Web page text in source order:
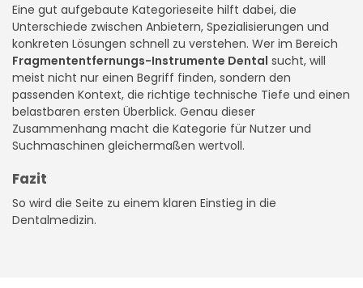
Eine gut aufgebaute Kategorieseite hilft dabei, die
Unterschiede zwischen Anbietern, Spezialisierungen und
konkreten Lösungen schnell zu verstehen. Wer im Bereich
Fragmententfernungs-Instrumente Dental sucht, will
meist nicht nur einen Begriff finden, sondern den
passenden Kontext, die richtige technische Tiefe und einen
belastbaren ersten Überblick. Genau dieser
Zusammenhang macht die Kategorie für Nutzer und
Suchmaschinen gleichermaßen wertvoll.
Fazit
So wird die Seite zu einem klaren Einstieg in die
Dentalmedizin.